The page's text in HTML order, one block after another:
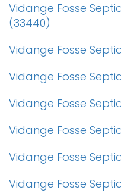
Vidange Fosse
(33440)
Vidange Fosse
Vidange Fosse
Vidange Fosse
Vidange Fosse
Vidange Fosse
Vidange Fosse